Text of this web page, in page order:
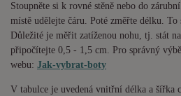
Stoupněte si k rovné stěně nebo do
místě udělejte čáru. Poté změřte délku. To
Důležité je měřit zatíženou nohu, tj. stát
připočítejte 0,5 - 1,5 cm. Pro správný
webu: Jak-vybrat-boty
V tabulce je uvedená vnitřní délka a šířka